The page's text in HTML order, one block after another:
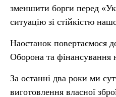
зменшити борги перед
ситуацію зі стійкістю
Наостанок повертаємося
Оборона та фінансування
За останні два роки ми
виготовлення власної